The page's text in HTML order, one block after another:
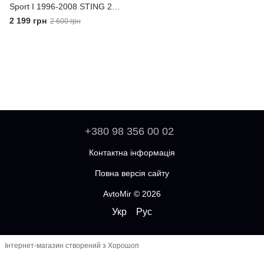
Sport I 1996-2008 STING 2
Передні універсальні
2 199 грн 2 600 грн
+380 98 356 00 02
Контактна інформація
Повна версія сайту
AvtoMir © 2026
Укр Рус
Інтернет-магазин створений з Хорошоп